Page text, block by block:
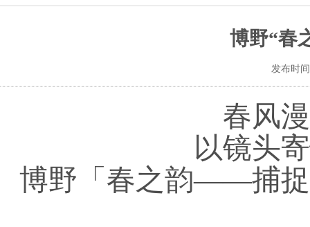
博野“春
发布时
春风
以镜头
博野「春之韵——捕捉